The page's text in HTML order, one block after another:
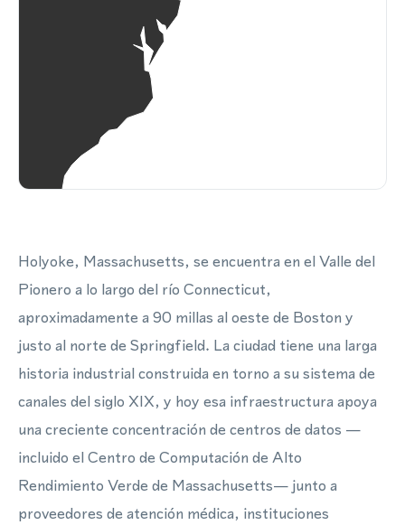
Holyoke, Massachusetts, se encuentra en el Valle del
Pionero a lo largo del río Connecticut,
aproximadamente a 90 millas al oeste de Boston y
justo al norte de Springfield. La ciudad tiene una larga
historia industrial construida en torno a su sistema de
canales del siglo XIX, y hoy esa infraestructura apoya
una creciente concentración de centros de datos —
incluido el Centro de Computación de Alto
Rendimiento Verde de Massachusetts— junto a
proveedores de atención médica, instituciones